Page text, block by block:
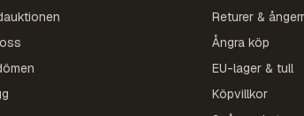
Returer &
Ångra köp
EU-lager & tull
Köpvillkor